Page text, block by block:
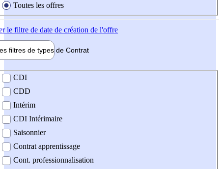
Toutes les offres
le filtre de date de création de l'offre
filtres de types de Contrat
contrat
CDI
CDD
Intérim
CDI Intérimaire
Saisonnier
Contrat apprentissage
Cont. professionnalisation